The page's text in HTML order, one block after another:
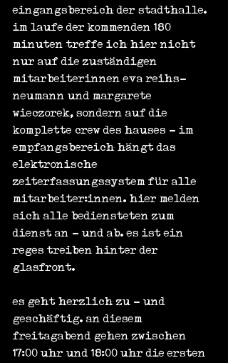
eingangsbereich der stadthalle.
im laufe der kommenden 180
minuten treffe ich hier nicht
nur auf die zuständigen
mitarbeiterinnen eva reihs-
neumann und margarete
wieczorek, sondern auf die
komplette crew des hauses - im
empfangsbereich hängt das
elektronische
zeiterfassungssystem für alle
mitarbeiter:innen. hier melden
sich alle bediensteten zum
dienst an - und ab. es ist ein
reges treiben hinter der
glasfront.
es geht herzlich zu - und
geschäftig. an diesem
freitagabend gehen zwischen
17:00 uhr und 18:00 uhr die ersten